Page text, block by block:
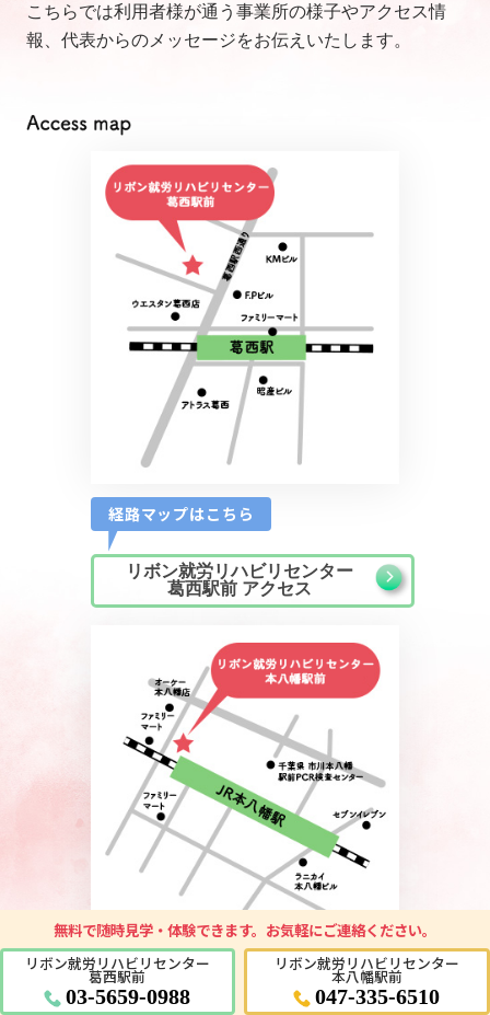
経路マップはこちら
リボン就労リハビリセンター
葛西駅前 アクセス
経路マップはこちら
こちらでは利用者様が通う事業所の様子やアクセス情
報、代表からのメッセージをお伝えいたします。
無料で随時見学・体験できます。お気軽にご連絡ください。
リボン就労リハビリセンター
葛西駅前
03-5659-0988
リボン就労リハビリセンター
本八幡駅前
047-335-6510